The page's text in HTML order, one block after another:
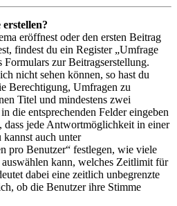
eröffnest oder den ersten Beitrag
findest du ein Register „Umfrage
Formulars zur Beitragserstellung.
nicht sehen können, so hast du
Berechtigung, Umfragen zu
Titel und mindestens zwei
die entsprechenden Felder eingeben
dass jede Antwortmöglichkeit in einer
auch unter
pro Benutzer“ festlegen, wie viele
kann, welches Zeitlimit für
dabei eine zeitlich unbegrenzte
ob die Benutzer ihre Stimme